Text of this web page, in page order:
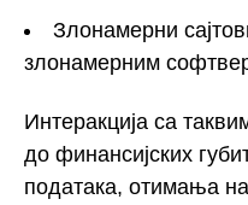
Злонамерни
злонамерним
Интеракција са
до финансијских
података, отимања